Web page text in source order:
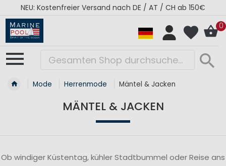
RÉGATES ROYALES Kollektion - Super Sale
0
Mode Herrenmode Mäntel & Jacken
MÄNTEL & JACKEN
Ob windiger Küstentag, kühler Stadtbummel oder Reise ans